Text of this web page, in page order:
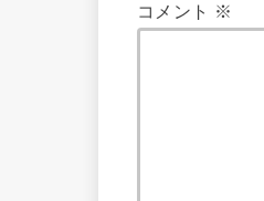
コメント ※